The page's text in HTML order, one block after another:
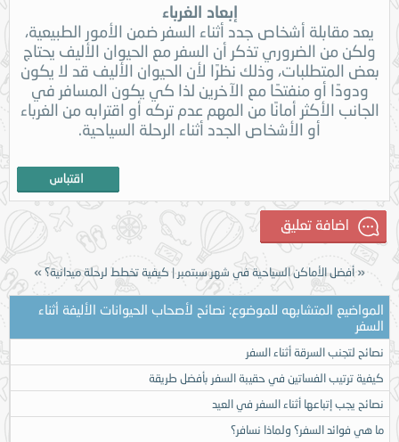
إبعاد الغرباء
يعد مقابلة أشخاص جدد أثناء السفر ضمن الأمور الطبيعية،
ولكن من الضروري تذكر أن السفر مع الحيوان الأليف يحتاج
بعض المتطلبات، وذلك نظرًا لأن الحيوان الأليف قد لا يكون
ودودًا أو منفتحًا مع الآخرين لذا كي يكون المسافر في
الجانب الأكثر أمانًا من المهم عدم تركه أو اقترابه من الغرباء
أو الأشخاص الجدد أثناء الرحلة السياحية.
« أفضل الأماكن السياحية في شهر سبتمبر | كيفية تخطط لرحلة ميدانية؟»
المواضيع المتشابهه للموضوع: نصائح لأصحاب الحيوانات الأليفة أثناء
السفر
نصائح لتجنب السرقة أثناء السفر
كيفية ترتيب الفساتين في حقيبة السفر بأفضل طريقة
نصائح يجب إتباعها أثناء السفر في العيد
ما هي فوائد السفر؟ ولماذا نسافر؟